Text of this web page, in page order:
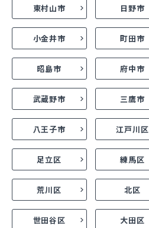
東村山市 日野市
小金井市 町田市
昭島市 府中市
武蔵野市 三鷹市
八王子市 江戸川区
足立区 練馬区
荒川区 北区
世田谷区 大田区